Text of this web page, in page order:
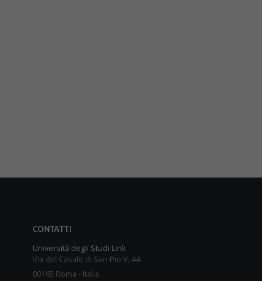
CONTATTI
Università degli Studi Link
Via del Casale di San Pio V, 44
00165 Roma - Italia